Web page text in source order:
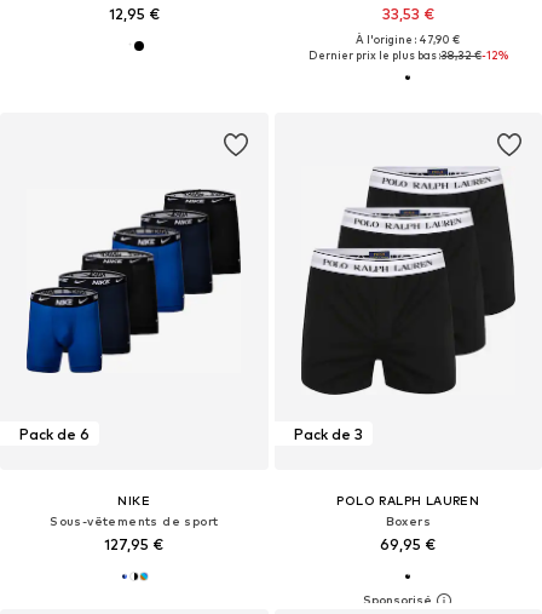
12,95 € 33,53 €
À l'origine : 47,90 €
Dernier prix le plus bas :38,32 €-12%
Pack de 6
NIKE
Sous-vêtements de sport
127,95 €
Pack de 3
POLO RALPH LAUREN
Boxers
69,95 €